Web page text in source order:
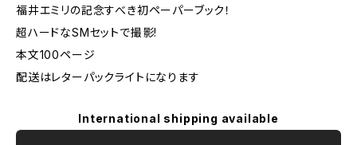
福井エミリの記念すべき初ペーパーブック！
超ハードなSMセットで撮影!
本文100ページ
配送はレターパックライトになります
International shipping available